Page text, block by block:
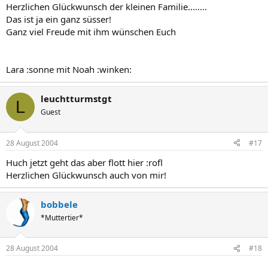
Herzlichen Glückwunsch der kleinen Familie........
Das ist ja ein ganz süsser!
Ganz viel Freude mit ihm wünschen Euch
Lara :sonne mit Noah :winken:
L leuchtturmstgt
Guest
28 August 2004 #17
Huch jetzt geht das aber flott hier :rofl
Herzlichen Glückwunsch auch von mir!
bobbele
*Muttertier*
28 August 2004 #18